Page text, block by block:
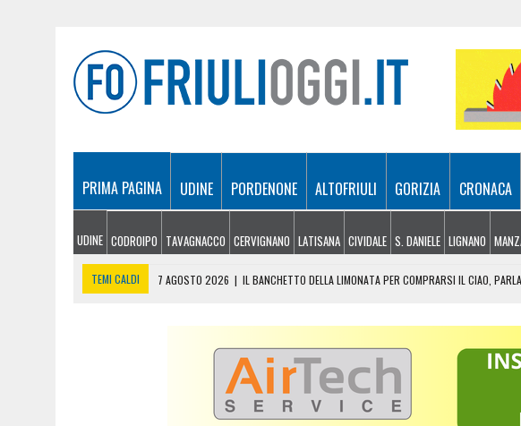
PRIMA PAGINA UDINE PORDENONE ALTOFRIULI GORIZIA CRONACA
UDINE CODROIPO TAVAGNACCO CERVIGNANO LATISANA CIVIDALE S. DANIELE LIGNANO
TEMI CALDI 7 AGOSTO 2026 | IL BANCHETTO DELLA LIMONATA PER COMPRARSI IL CIAO,
UN TAP, 10 BIGLIETTI: SUI BUS DI UDINE ARRIVA IL CONTACTLESS PER
ESTATE E CANI, SCATTANO I CONTROLLI IN FVG: NEL MIRINO ABBANDONI E